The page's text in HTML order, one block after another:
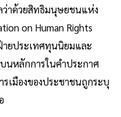
ว่าด้วยสิทธิมนุษยชนแห่ง
on Human Rights
ยประเทศทุนนิยมและ
นหลักการในคำประกาศ
รเมืองของประชาชนถูกระบุ